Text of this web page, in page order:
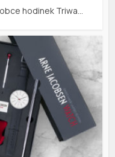
hodinek Triwa…